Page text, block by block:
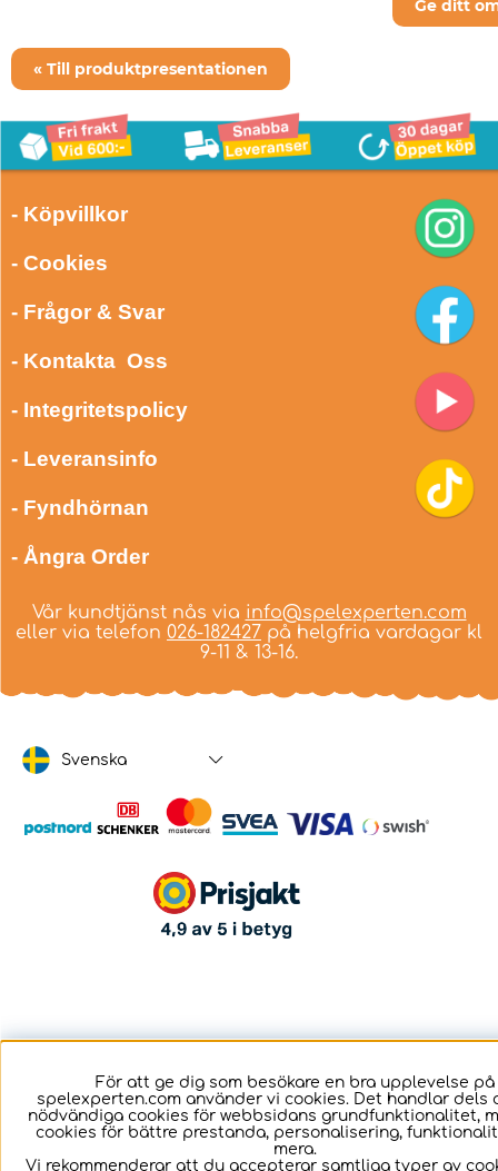
Ge ditt
« Till produktpresentationen
- Köpvillkor
- Cookies
- Frågor & Svar
- Kontakta Oss
- Integritetspolicy
- Leveransinfo
- Fyndhörnan
- Ångra Order
Vår kundtjänst nås via info@spelexperten.com
eller via telefon 026-182427 på helgfria vardagar kl
9-11 & 13-16.
Svenska
För att ge dig som besökare en bra upplevelse på
spelexperten.com använder vi cookies. Det handlar dels
nödvändiga cookies för webbsidans grundfunktionalitet,
cookies för bättre prestanda, personalisering,
mera.
Vi rekommenderar att du accepterar samtliga typer av